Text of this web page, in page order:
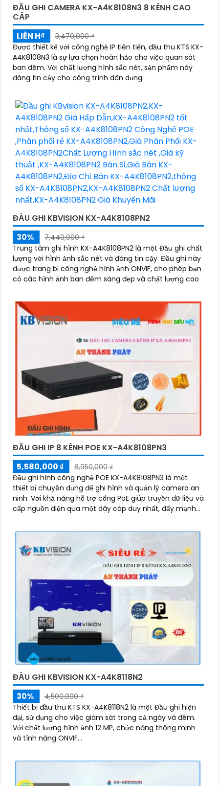
ĐẦU GHI CAMERA KX-A4K8108N3 8 KÊNH CAO
CẤP
LIÊN H₫
3,470,000 ₫
Được thiết kế với công nghệ IP tiên tiến, đầu thu KTS KX-
A4K8108N3 là sự lựa chọn hoàn hảo cho việc quan sát
ban đêm. Với chất lượng hình sắc nét, sản phẩm này
đáng tin cậy cho công trình dân dụng
ĐẦU GHI KBVISION KX-A4K8108PN2
30%
7,440,000 ₫
Trung tâm ghi hình KX-A4K8108PN2 là một Đầu ghi chất
lượng với hình ảnh sắc nét và đáng tin cậy. Đầu ghi này
được trang bị công nghệ hình ảnh ONVIF, cho phép bạn
có các hình ảnh ban đêm sáng đẹp và chất lượng cao
ĐẦU GHI IP 8 KÊNH POE KX-A4K8108PN3
5,580,000 ₫
8,950,000 ₫
Đầu ghi hình công nghệ POE KX-A4K8108PN3 là một
thiết bị chuyên dụng để ghi hình và quản lý camera an
ninh. Với khả năng hỗ trợ cổng PoE giúp truyền dữ liệu và
cấp nguồn điện qua một dây cáp duy nhất, đẩy mạnh
ĐẦU GHI KBVISION KX-A4K8118N2
30%
4,500,000 ₫
Thiết bị đầu thu KTS KX-A4K8118N2 là một Đầu ghi hiện
đại, sử dụng cho việc giám sát trong cả ngày và đêm.
Với chất lượng hình ảnh 12 MP, chức năng thông minh
và tính năng ONVIF...